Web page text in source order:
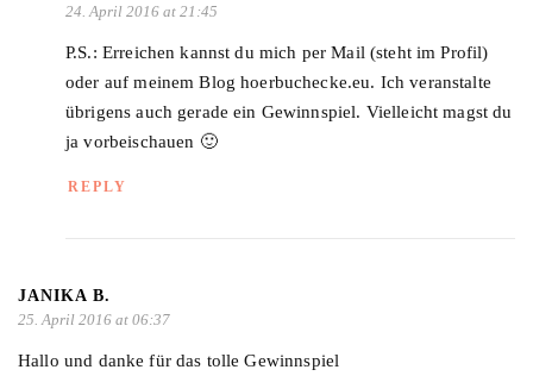
24. April 2016 at 21:45
P.S.: Erreichen kannst du mich per Mail (steht im Profil)
oder auf meinem Blog hoerbuchecke.eu. Ich veranstalte
übrigens auch gerade ein Gewinnspiel. Vielleicht magst du
ja vorbeischauen 🙂
REPLY
JANIKA B.
25. April 2016 at 06:37
Hallo und danke für das tolle Gewinnspiel